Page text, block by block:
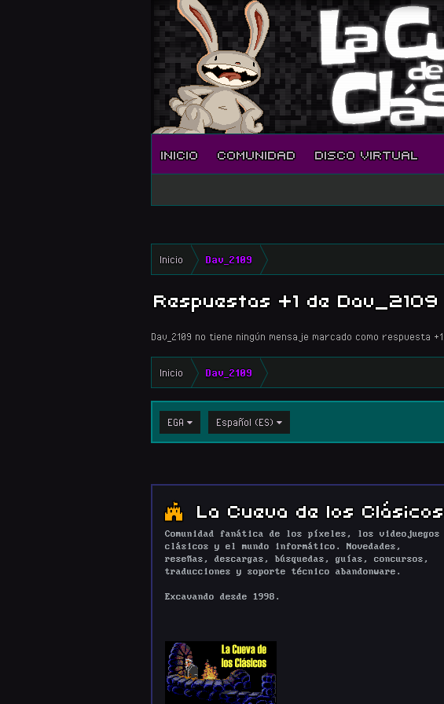
INICIO COMUNIDAD DISCO VIRTUAL
Inicio Dav_2109
Respuestas +1 de Dav_2109
Dav_2109 no tiene ningún mensaje marcado como respuesta +1.
Inicio Dav_2109
EGA Español (ES)
La Cueva de los Clásicos
Comunidad fanática de los píxeles, los videojuegos
clásicos y el mundo informático. Novedades,
reseñas, descargas, búsquedas, guías, concursos,
traducciones y soporte técnico abandonware.
Excavando desde 1998.